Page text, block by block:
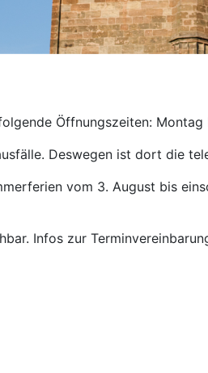
Öffnungszeiten:
Deswegen ist dort die
vom 3. August bis
Infos zur